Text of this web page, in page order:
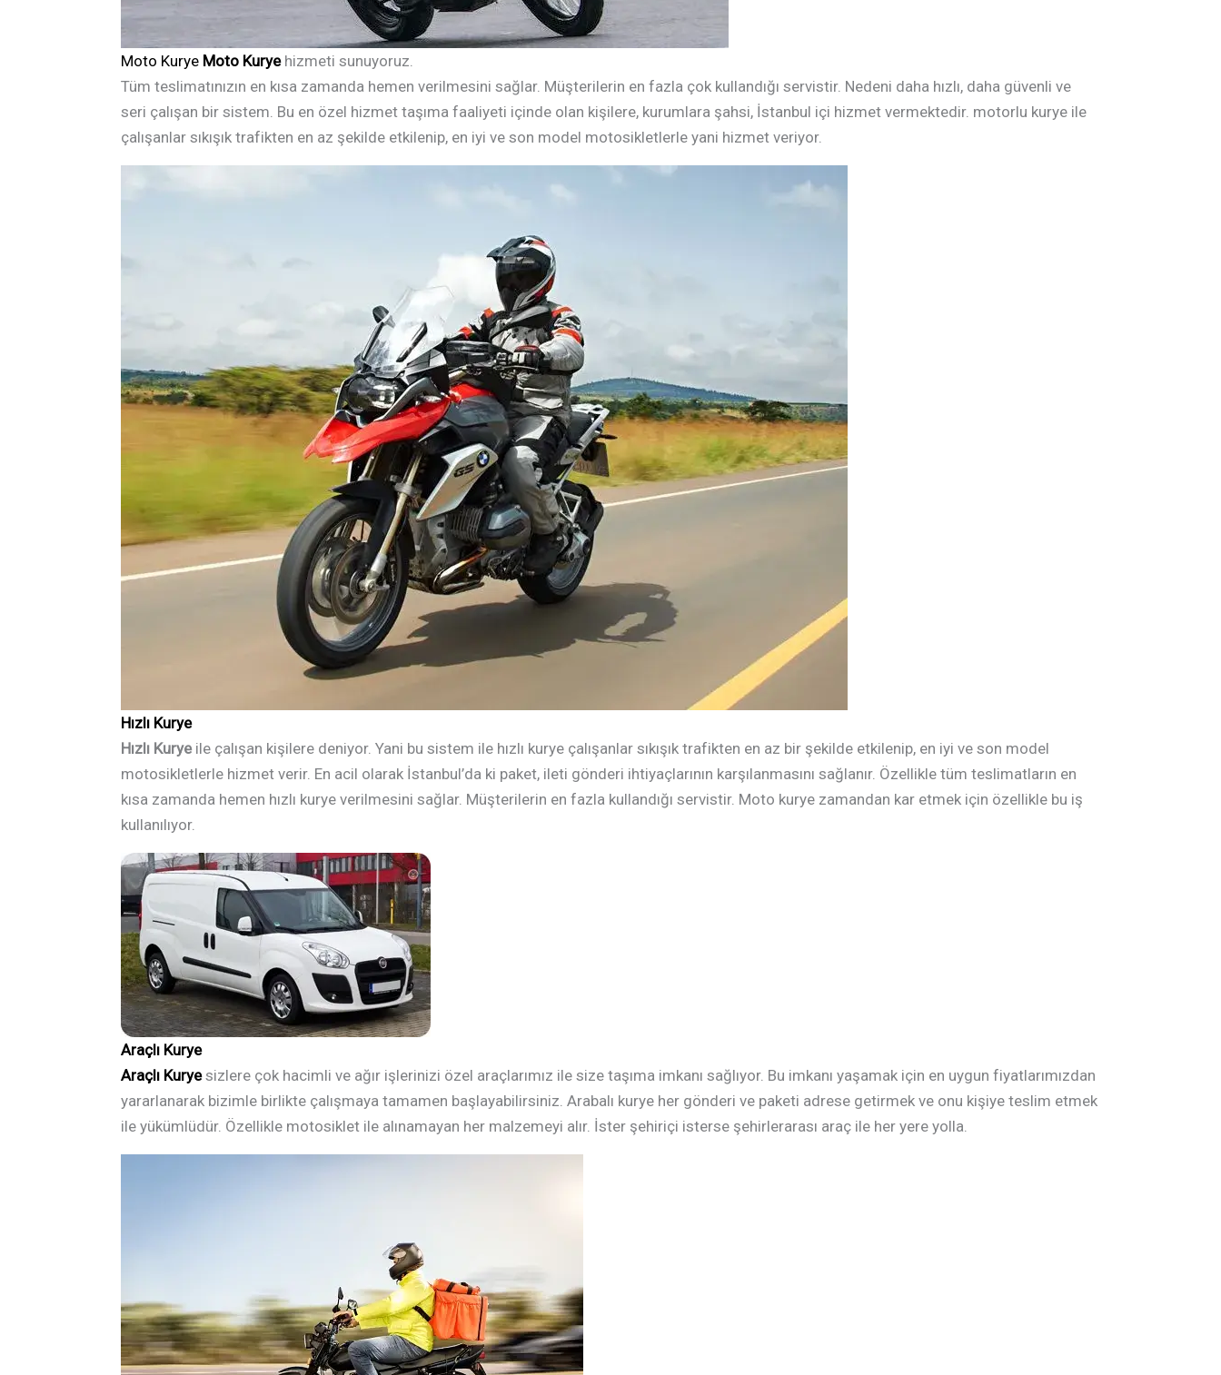
Moto Kurye Moto Kuryehizmeti sunuyoruz.
Tüm teslimatınızın en kısa zamanda hemen verilmesini sağlar. Müşterilerin en fazla çok kullandığı servistir. Nedeni daha hızlı, daha güvenli ve
seri çalışan bir sistem. Bu en özel hizmet taşıma faaliyeti içinde olan kişilere, kurumlara şahsi, İstanbul içi hizmet vermektedir. motorlu kurye ile
çalışanlar sıkışık trafikten en az şekilde etkilenip, en iyi ve son model motosikletlerle yani hizmet veriyor.
Hızlı Kurye
Hızlı Kuryeile çalışan kişilere deniyor. Yani bu sistem ile hızlı kurye çalışanlar sıkışık trafikten en az bir şekilde etkilenip, en iyi ve son model
motosikletlerle hizmet verir. En acil olarak İstanbul’da ki paket, ileti gönderi ihtiyaçlarının karşılanmasını sağlanır. Özellikle tüm teslimatların en
kısa zamanda hemen hızlı kurye verilmesini sağlar. Müşterilerin en fazla kullandığı servistir. Moto kurye zamandan kar etmek için özellikle bu iş
kullanılıyor.
Araçlı Kurye
Araçlı Kuryesizlere çok hacimli ve ağır işlerinizi özel araçlarımız ile size taşıma imkanı sağlıyor. Bu imkanı yaşamak için en uygun fiyatlarımızdan
yararlanarak bizimle birlikte çalışmaya tamamen başlayabilirsiniz. Arabalı kurye her gönderi ve paketi adrese getirmek ve onu kişiye teslim etmek
ile yükümlüdür. Özellikle motosiklet ile alınamayan her malzemeyi alır. İster şehiriçi isterse şehirlerarası araç ile her yere yolla.